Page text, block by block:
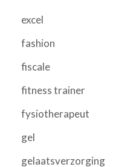
excel
fashion
fiscale
fitness trainer
fysiotherapeut
gel
gelaatsverzorging